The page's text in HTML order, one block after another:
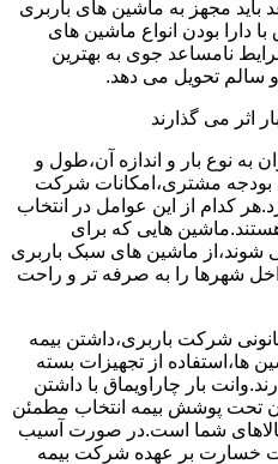
باید مجهز به ماشین های باربری
دارا بودن انواع ماشین های
نامساعد جوی به بهترین
تحویل می دهد.
اثر می گذارند
به نوع بار و اندازه آن،طول و
بودجه مشتری،امکانات شرکت
کدام از این عوامل در انتخاب
هایی که برای
شوند،از ماشین های سبک باربری
شهرها را به صرفه تر و راحت
شرکت باربری،داشتن بیمه
ها،استفاده از تجهیزات بسته
بار چاراویماق با داشتن
تحت پوشش بیمه انتخاب مطمئن
شما است.در صورت آسیب
خسارت بر عهده شرکت بیمه